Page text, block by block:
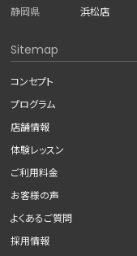
静岡県
浜松店
Sitemap
コンセプト
プログラム
店舗情報
体験レッスン
ご利用料金
お客様の声
よくあるご質問
採用情報